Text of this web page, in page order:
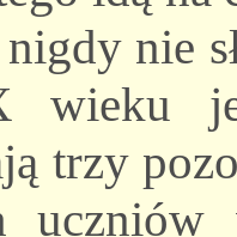
nie
trzy
uczniów